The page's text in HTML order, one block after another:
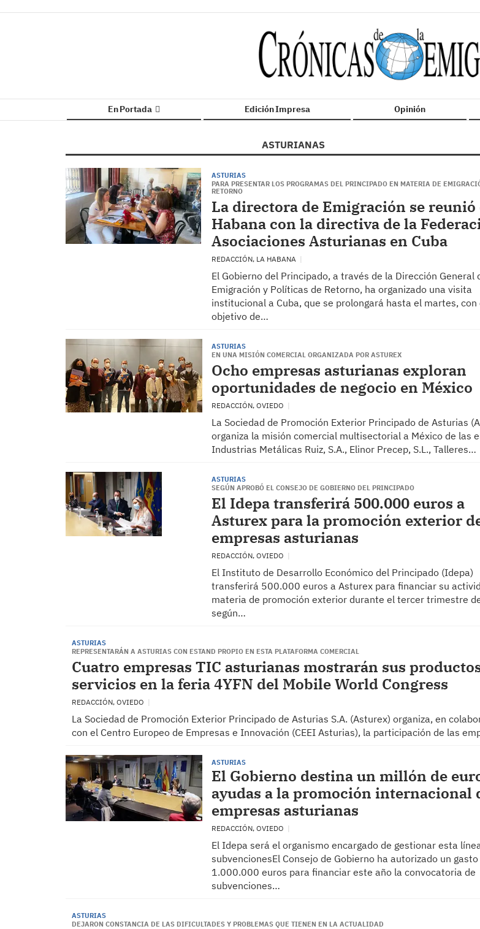
En Portada Edición Impresa Opinión
ASTURIANAS
ASTURIAS
PARA PRESENTAR LOS PROGRAMAS DEL PRINCIPADO EN MATERIA DE
RETORNO
La directora de Emigración se reunió
Habana con la directiva de la
Asociaciones Asturianas en Cuba
REDACCIÓN, LA HABANA
El Gobierno del Principado, a través de la Dirección General
Emigración y Políticas de Retorno, ha organizado una visita
institucional a Cuba, que se prolongará hasta el martes, con
objetivo de…
ASTURIAS
EN UNA MISIÓN COMERCIAL ORGANIZADA POR ASTUREX
Ocho empresas asturianas exploran
oportunidades de negocio en México
REDACCIÓN, OVIEDO
La Sociedad de Promoción Exterior Principado de Asturias
organiza la misión comercial multisectorial a México de las
Industrias Metálicas Ruiz, S.A., Elinor Precep, S.L., Talleres…
ASTURIAS
SEGÚN APROBÓ EL CONSEJO DE GOBIERNO DEL PRINCIPADO
El Idepa transferirá 500.000 euros a
Asturex para la promoción exterior
empresas asturianas
REDACCIÓN, OVIEDO
El Instituto de Desarrollo Económico del Principado (Idepa)
transferirá 500.000 euros a Asturex para financiar su
materia de promoción exterior durante el tercer trimestre
según…
ASTURIAS
REPRESENTARÁN A ASTURIAS CON ESTAND PROPIO EN ESTA PLATAFORMA COMERCIAL
Cuatro empresas TIC asturianas mostrarán sus
servicios en la feria 4YFN del Mobile World Congress
REDACCIÓN, OVIEDO
La Sociedad de Promoción Exterior Principado de Asturias S.A. (Asturex) organiza, en
con el Centro Europeo de Empresas e Innovación (CEEI Asturias), la participación de las
ASTURIAS
El Gobierno destina un millón de
ayudas a la promoción internacional
empresas asturianas
REDACCIÓN, OVIEDO
El Idepa será el organismo encargado de gestionar esta
subvencionesEl Consejo de Gobierno ha autorizado un gasto
1.000.000 euros para financiar este año la convocatoria de
subvenciones…
ASTURIAS
DEJARON CONSTANCIA DE LAS DIFICULTADES Y PROBLEMAS QUE TIENEN EN LA ACTUALIDAD